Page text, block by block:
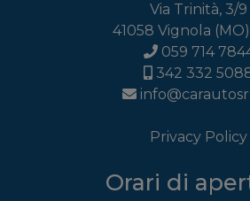
Via Trinità, 3/9
41058 Vignola
059 714
342 332
Privacy Policy
Orari di